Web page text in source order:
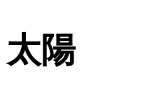
太陽